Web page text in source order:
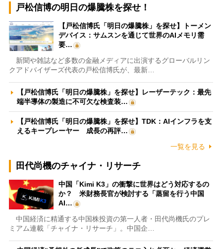
戸松信博の明日の爆騰株を探せ！
【戸松信博氏「明日の爆騰株」を探せ】トーメン
デバイス：サムスンを通じて世界のAIメモリ需
要…
新聞や雑誌など多数の金融メディアに出演するグローバルリン
クアドバイザーズ代表の戸松信博氏が、最新…
【戸松信博氏「明日の爆騰株」を探せ】レーザーテック：最先
端半導体の製造に不可欠な検査装…
【戸松信博氏「明日の爆騰株」を探せ】TDK：AIインフラを支
えるキープレーヤー 成長の再評…
一覧を見る
田代尚機のチャイナ・リサーチ
中国「Kimi K3」の衝撃に世界はどう対応するの
か？ 米財務長官が検討する「蒸留を行う中国
AI…
中国経済に精通する中国株投資の第一人者・田代尚機氏のプレ
ミアム連載「チャイナ・リサーチ」。中国企…